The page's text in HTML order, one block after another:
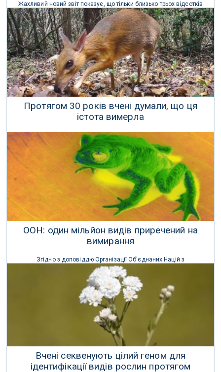
Жахливий новий звіт показує, що тільки близько трьох відсотків
суші на Землі залишаються незайманими й недоторканими
людським руйнуванням.
19 Квітня 2021 р.
Протягом 30 років вчені думали, що ця
істота вимерла
Після 30 років захисники природи, нарешті, підтвердили за
допомогою фотопасток, що срібноспинний оленець не вимер.
13 Листопада 2019 р.
ООН: один мільйон видів приречений на
вимирання
Згідно з доповіддю Організації Об'єднаних Націй з
біорізноманіття, люди поставили мільйон видів на грань
зникнення, піддаючи ризику більше видів, ніж будь-коли раніше в
історії людства.
07 Травня 2019 р.
Вчені секвенують цілий геном для
ідентифікації видів рослин протягом